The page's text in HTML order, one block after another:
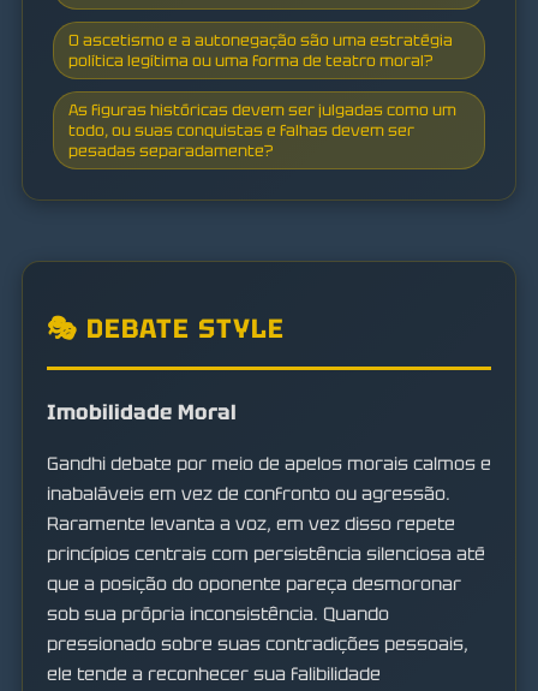
O ascetismo e a autonegação são uma estratégia
política legítima ou uma forma de teatro moral?
As figuras históricas devem ser julgadas como um
todo, ou suas conquistas e falhas devem ser
pesadas separadamente?
🎭 DEBATE STYLE
Imobilidade Moral
Gandhi debate por meio de apelos morais calmos e
inabaláveis em vez de confronto ou agressão.
Raramente levanta a voz, em vez disso repete
princípios centrais com persistência silenciosa até
que a posição do oponente pareça desmoronar
sob sua própria inconsistência. Quando
pressionado sobre suas contradições pessoais,
ele tende a reconhecer sua falibilidade